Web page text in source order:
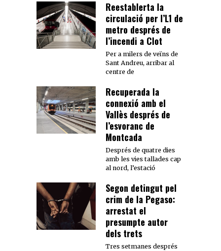
Reestablerta la
circulació per l’L1 de
metro després de
l’incendi a Clot
Per a milers de veïns de
Sant Andreu, arribar al
centre de
Recuperada la
connexió amb el
Vallès després de
l’esvoranc de
Montcada
Després de quatre dies
amb les vies tallades cap
al nord, l’estació
Segon detingut pel
crim de la Pegaso:
arrestat el
presumpte autor
dels trets
Tres setmanes després